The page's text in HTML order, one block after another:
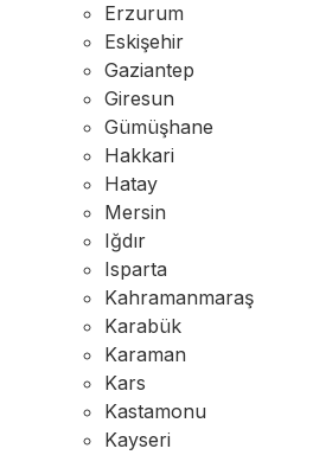
Erzurum
Eskişehir
Gaziantep
Giresun
Gümüşhane
Hakkari
Hatay
Mersin
Iğdır
Isparta
Kahramanmaraş
Karabük
Karaman
Kars
Kastamonu
Kayseri